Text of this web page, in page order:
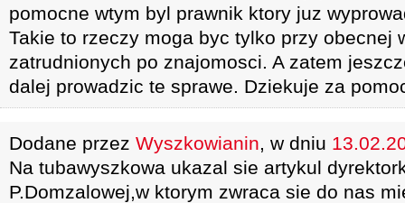
pomocne wtym byl prawnik ktory juz
Takie to rzeczy moga byc tylko przy obecnej
zatrudnionych po znajomosci. A zatem
dalej prowadzic te sprawe. Dziekuje za
Dodane przez Wyszkowianin, w dniu
Na tubawyszkowa ukazal sie artykul
P.Domzalowej,w ktorym zwraca sie do nas